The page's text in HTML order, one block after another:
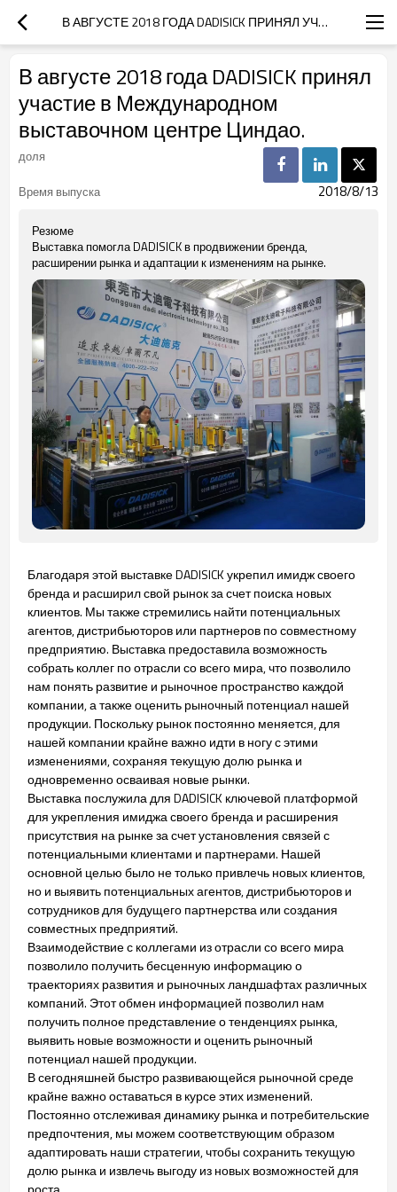
В АВГУСТЕ 2018 ГОДА DADISICK ПРИНЯЛ УЧАСТИЕ В МЕЖДУНАРОДНОМ ВЫСТАВОЧНОМ ЦЕНТРЕ ЦИНДАО.
В августе 2018 года DADISICK принял
участие в Международном
выставочном центре Циндао.
доля
Время выпуска
2018/8/13
Резюме
Выставка помогла DADISICK в продвижении бренда,
расширении рынка и адаптации к изменениям на рынке.
Благодаря этой выставке DADISICK укрепил имидж своего
бренда и расширил свой рынок за счет поиска новых
клиентов. Мы также стремились найти потенциальных
агентов, дистрибьюторов или партнеров по совместному
предприятию. Выставка предоставила возможность
собрать коллег по отрасли со всего мира, что позволило
нам понять развитие и рыночное пространство каждой
компании, а также оценить рыночный потенциал нашей
продукции. Поскольку рынок постоянно меняется, для
нашей компании крайне важно идти в ногу с этими
изменениями, сохраняя текущую долю рынка и
одновременно осваивая новые рынки.
Выставка послужила для DADISICK ключевой платформой
для укрепления имиджа своего бренда и расширения
присутствия на рынке за счет установления связей с
потенциальными клиентами и партнерами. Нашей
основной целью было не только привлечь новых клиентов,
но и выявить потенциальных агентов, дистрибьюторов и
сотрудников для будущего партнерства или создания
совместных предприятий.
Взаимодействие с коллегами из отрасли со всего мира
позволило получить бесценную информацию о
траекториях развития и рыночных ландшафтах различных
компаний. Этот обмен информацией позволил нам
получить полное представление о тенденциях рынка,
выявить новые возможности и оценить рыночный
потенциал нашей продукции.
В сегодняшней быстро развивающейся рыночной среде
крайне важно оставаться в курсе этих изменений.
Постоянно отслеживая динамику рынка и потребительские
предпочтения, мы можем соответствующим образом
адаптировать наши стратегии, чтобы сохранить текущую
долю рынка и извлечь выгоду из новых возможностей для